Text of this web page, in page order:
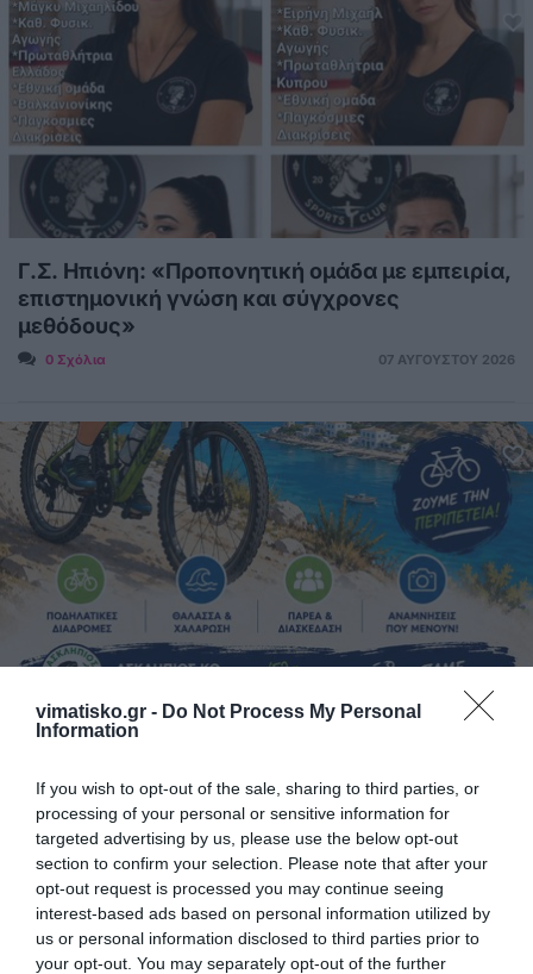
vimatisko.gr - Do Not Process My Personal
Information
If you wish to opt-out of the sale, sharing to third parties, or
processing of your personal or sensitive information for
targeted advertising by us, please use the below opt-out
section to confirm your selection. Please note that after your
opt-out request is processed you may continue seeing
interest-based ads based on personal information utilized by
us or personal information disclosed to third parties prior to
your opt-out. You may separately opt-out of the further
Γ.Σ. Ηπιόνη: «Προπονητική ομάδα με εμπειρία,
επιστημονική γνώση και σύγχρονες
μεθόδους»
0 Σχόλια 07 ΑΥΓΟΎΣΤΟΥ 2026
Camp Ποδηλασίας στη Ψέριμο από τον
ΑΣΚΛΗΠΙΟ ΚΩ